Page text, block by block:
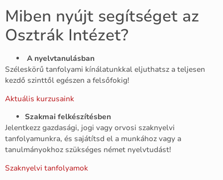
Miben nyújt segítséget az
Osztrák Intézet?
A nyelvtanulásban
Széleskörű tanfolyami kínálatunkkal eljuthatsz a teljesen
kezdő szinttől egészen a felsőfokig!
Aktuális kurzusaink
Szakmai felkészítésben
Jelentkezz gazdasági, jogi vagy orvosi szaknyelvi
tanfolyamunkra, és sajátítsd el a munkához vagy a
tanulmányokhoz szükséges német nyelvtudást!
Szaknyelvi tanfolyamok